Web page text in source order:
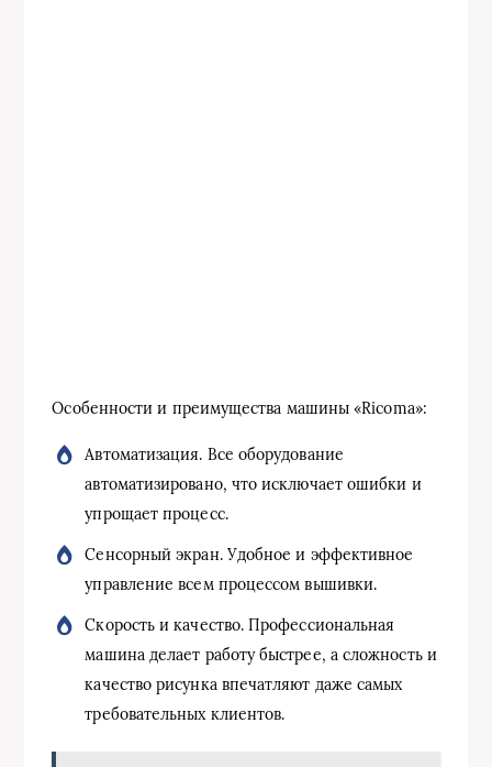
Особенности и преимущества машины «Ricoma»:
Автоматизация. Все оборудование
автоматизировано, что исключает ошибки и
упрощает процесс.
Сенсорный экран. Удобное и эффективное
управление всем процессом вышивки.
Скорость и качество. Профессиональная
машина делает работу быстрее, а сложность и
качество рисунка впечатляют даже самых
требовательных клиентов.